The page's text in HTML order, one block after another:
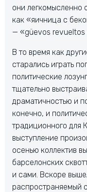
они легкомысленно
как «яичница с
— «güevos revueltos
В то время как
старались играть
политические
тщательно
драматичностью и
конечно, и
традиционного для
выступление
осенью коллектив
барселонских
и сами. Вскоре
распространяемый